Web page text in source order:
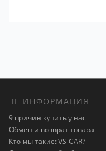
ИНФОРМАЦИЯ
9 причин купить у нас
Обмен и возврат товара
Кто мы такие: VS-CAR?